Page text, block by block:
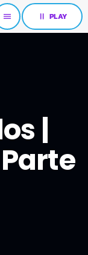
menu pause PLAY
|
Parte